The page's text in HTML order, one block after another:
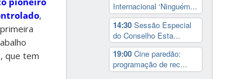
,
que tem
Internacional ‘Ninguém...
14:30 Sessão Especial
do Conselho Esta...
19:00 Cine paredão:
programação de rec...